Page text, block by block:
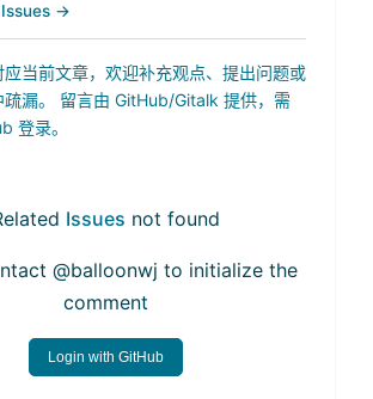
→
当前文章，欢迎补充观点、提出问题或
疏漏。 留言由 GitHub/Gitalk 提供，需
登录。
Issues not found
@balloonwj to initialize the
comment
Login with GitHub